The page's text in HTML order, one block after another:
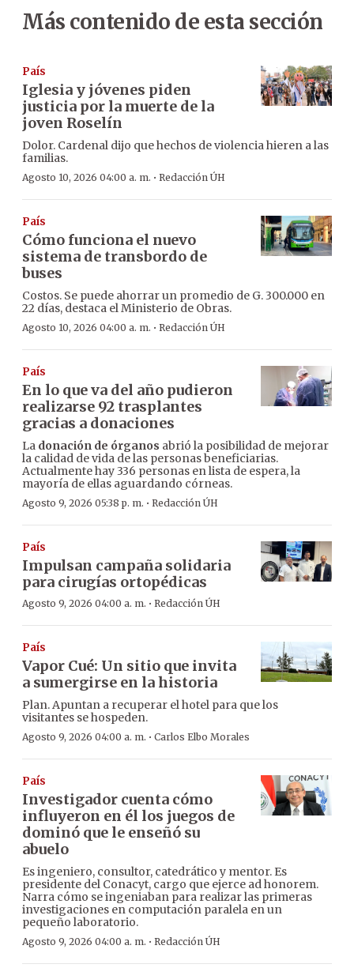
Más contenido de esta sección
País
Iglesia y jóvenes piden
justicia por la muerte de la
joven Roselín
Dolor. Cardenal dijo que hechos de violencia hieren a las
familias.
Agosto 10, 2026 04:00 a. m. · Redacción ÚH
País
Cómo funciona el nuevo
sistema de transbordo de
buses
Costos. Se puede ahorrar un promedio de G. 300.000 en
22 días, destaca el Ministerio de Obras.
Agosto 10, 2026 04:00 a. m. · Redacción ÚH
País
En lo que va del año pudieron
realizarse 92 trasplantes
gracias a donaciones
La donación de órganos abrió la posibilidad de mejorar
la calidad de vida de las personas beneficiarias.
Actualmente hay 336 personas en lista de espera, la
mayoría de ellas aguardando córneas.
Agosto 9, 2026 05:38 p. m. · Redacción ÚH
País
Impulsan campaña solidaria
para cirugías ortopédicas
Agosto 9, 2026 04:00 a. m. · Redacción ÚH
País
Vapor Cué: Un sitio que invita
a sumergirse en la historia
Plan. Apuntan a recuperar el hotel para que los
visitantes se hospeden.
Agosto 9, 2026 04:00 a. m. · Carlos Elbo Morales
País
Investigador cuenta cómo
influyeron en él los juegos de
dominó que le enseñó su
abuelo
Es ingeniero, consultor, catedrático y mentor. Es
presidente del Conacyt, cargo que ejerce ad honorem.
Narra cómo se ingeniaban para realizar las primeras
investigaciones en computación paralela en un
pequeño laboratorio.
Agosto 9, 2026 04:00 a. m. · Redacción ÚH